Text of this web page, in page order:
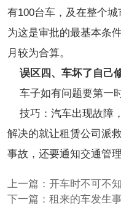
有100台车，及在整个
为这是审批的最基本条
月较为合算。
误区四、车坏了自己
车子如有问题要第一
技巧：汽车出现故障
解决的就让租赁公司派
事故，还要通知交通管理
上一篇： 开车时不可不
下一篇： 租来的车发生